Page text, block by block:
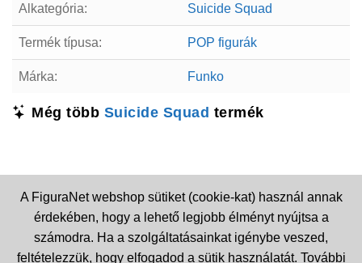
Alkategória: Suicide Squad
Termék típusa: POP figurák
Márka: Funko
Még több Suicide Squad termék
A FiguraNet webshop sütiket (cookie-kat) használ annak
érdekében, hogy a lehető legjobb élményt nyújtsa a
számodra. Ha a szolgáltatásainkat igénybe veszed,
feltételezzük, hogy elfogadod a sütik használatát. További